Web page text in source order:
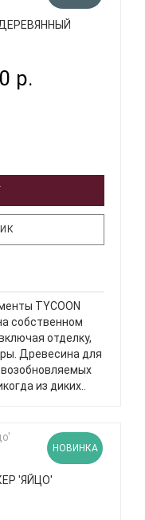
ДЕРЕВЯННЫЙ
р.
TYCOON
собственном
отделку,
Древесина для
возобновляемых
из диких..
НОВИНКА
'ЯЙЦО'